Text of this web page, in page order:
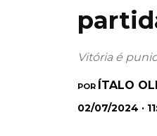
Vitória é
POR ÍTALO
02/07/2024 ·